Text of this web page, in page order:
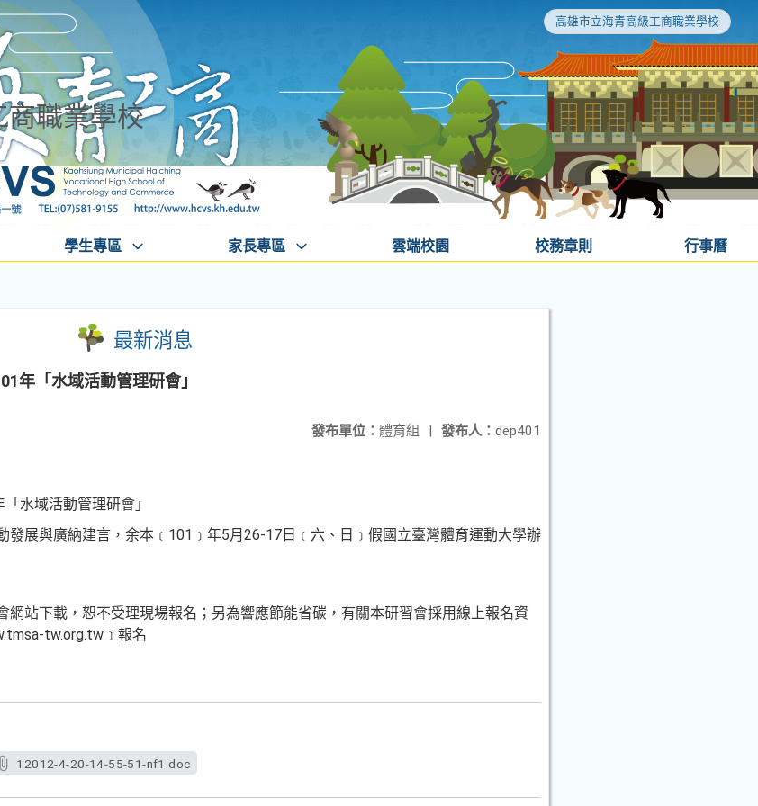
高雄市立海青高級工商職業學校
商職業學校
學生專區 家長專區 雲端校園 校務章則 行事曆
最新消息
年「水域活動管理研會」
發布人： dep401
發布單位： 體育組 |
水域活動管理研會」
發展與廣納建言，余本﹝101﹞年5月26-17日﹝六、日﹞假國立臺灣體育運動大學辦
網站下載，恕不受理現場報名；另為響應節能省碳，有關本研習會採用線上報名資
tw.org.tw﹞報名
12012-4-20-14-55-51-nf1.doc